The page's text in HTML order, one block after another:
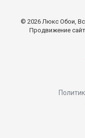
© 2026 Люкс Обои,
Продвижение